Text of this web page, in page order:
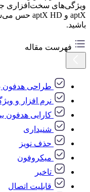
ویژگی‌های سخت‌افزاری
aptX و aptX HD حس می‌شود. ما در این مقاله از مبیت همه این موارد را مورد بررسی قرار خواهیم داد. بنابراین قبل از تصمیم‌گیری در مورد خرید و
باشید.
فهرست مقاله
طراحی هدفون
نرم افزار و
کارایی هدفون
شنیداری
حذف نویز
میکروفون
تاخیر
قابلیت اتصال